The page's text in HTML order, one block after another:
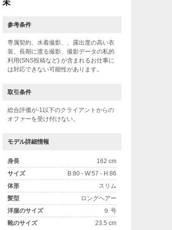
未
参考条件
専属契約、水着撮影、、露出度の高い衣
装、長期に渡る撮影、撮影データの私的
利用(SNS投稿など) が含まれるお仕事に
は対応できない可能性があります。
取引条件
総合評価が-1以下のクライアントからの
オファーを受け付けない。
モデル詳細情報
身長
162 cm
サイズ
B:80 - W:57 - H:86
体形
スリム
髪型
ロングヘアー
洋服のサイズ
９ 号
靴のサイズ
23.5 cm